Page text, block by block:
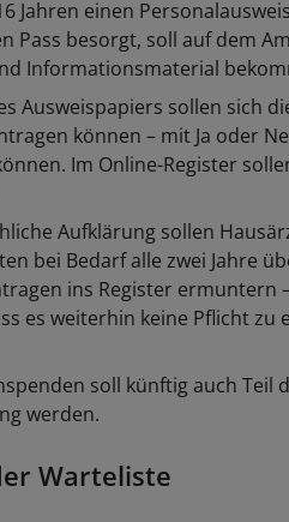
Jahren einen
Pass besorgt, soll auf dem
Informationsmaterial
Ausweispapiers sollen sich
können – mit Ja oder
Im Online-Register
Aufklärung sollen
bei Bedarf alle zwei Jahre
ins Register ermuntern
es weiterhin keine Pflicht zu
soll künftig auch Teil
werden.
Warteliste